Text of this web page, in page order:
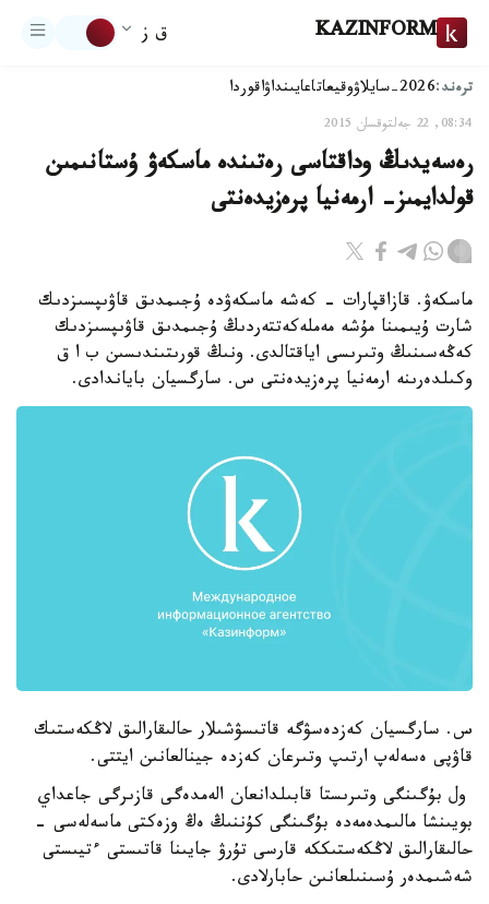
KAZINFORM ق ز
ترەند:2026-سايلاۋ وقيعاتاعايىنداۋاقوردا
08:34, 22 جەلتوقسان 2015
رەسەيدىڭ وداقتاسى رەتىندە ماسكەۋ ۇستانىمىن
قولدايمىز- ارمەنيا پرەزيدەنتى
ماسكەۋ. قازاقپارات - كەشە ماسكەۋدە ۇجىمدىق قاۋىپسىزدىك
شارت ۇيىمىنا مۇشە مەملەكەتتەردىڭ ۇجىمدىق قاۋىپسىزدىك
كەڭەسىنىڭ وتىرىسى اياقتالدى. ونىڭ قورىتىندىسىن ب ا ق
وكىلدەرىنە ارمەنيا پرەزيدەنتى س. سارگسيان باياندادى.
س. سارگسيان كەزدەسۋگە قاتىسۋشىلار حالىقارالىق لاڭكەستىك
قاۋپى ەسەلەپ ارتىپ وتىرعان كەزدە جينالعانىن ايتتى.
ول بۇگىنگى وتىرىستا قابىلدانعان الەمدەگى قازىرگى جاعداي
بويىنشا مالىمدەمەدە بۇگىنگى كۇننىڭ ەڭ وزەكتى ماسەلەسى -
حالىقارالىق لاڭكەستىككە قارسى تۇرۋ جايىنا قاتىستى ءتيىستى
شەشىمدەر ۇسىنىلعانىن حابارلادى.